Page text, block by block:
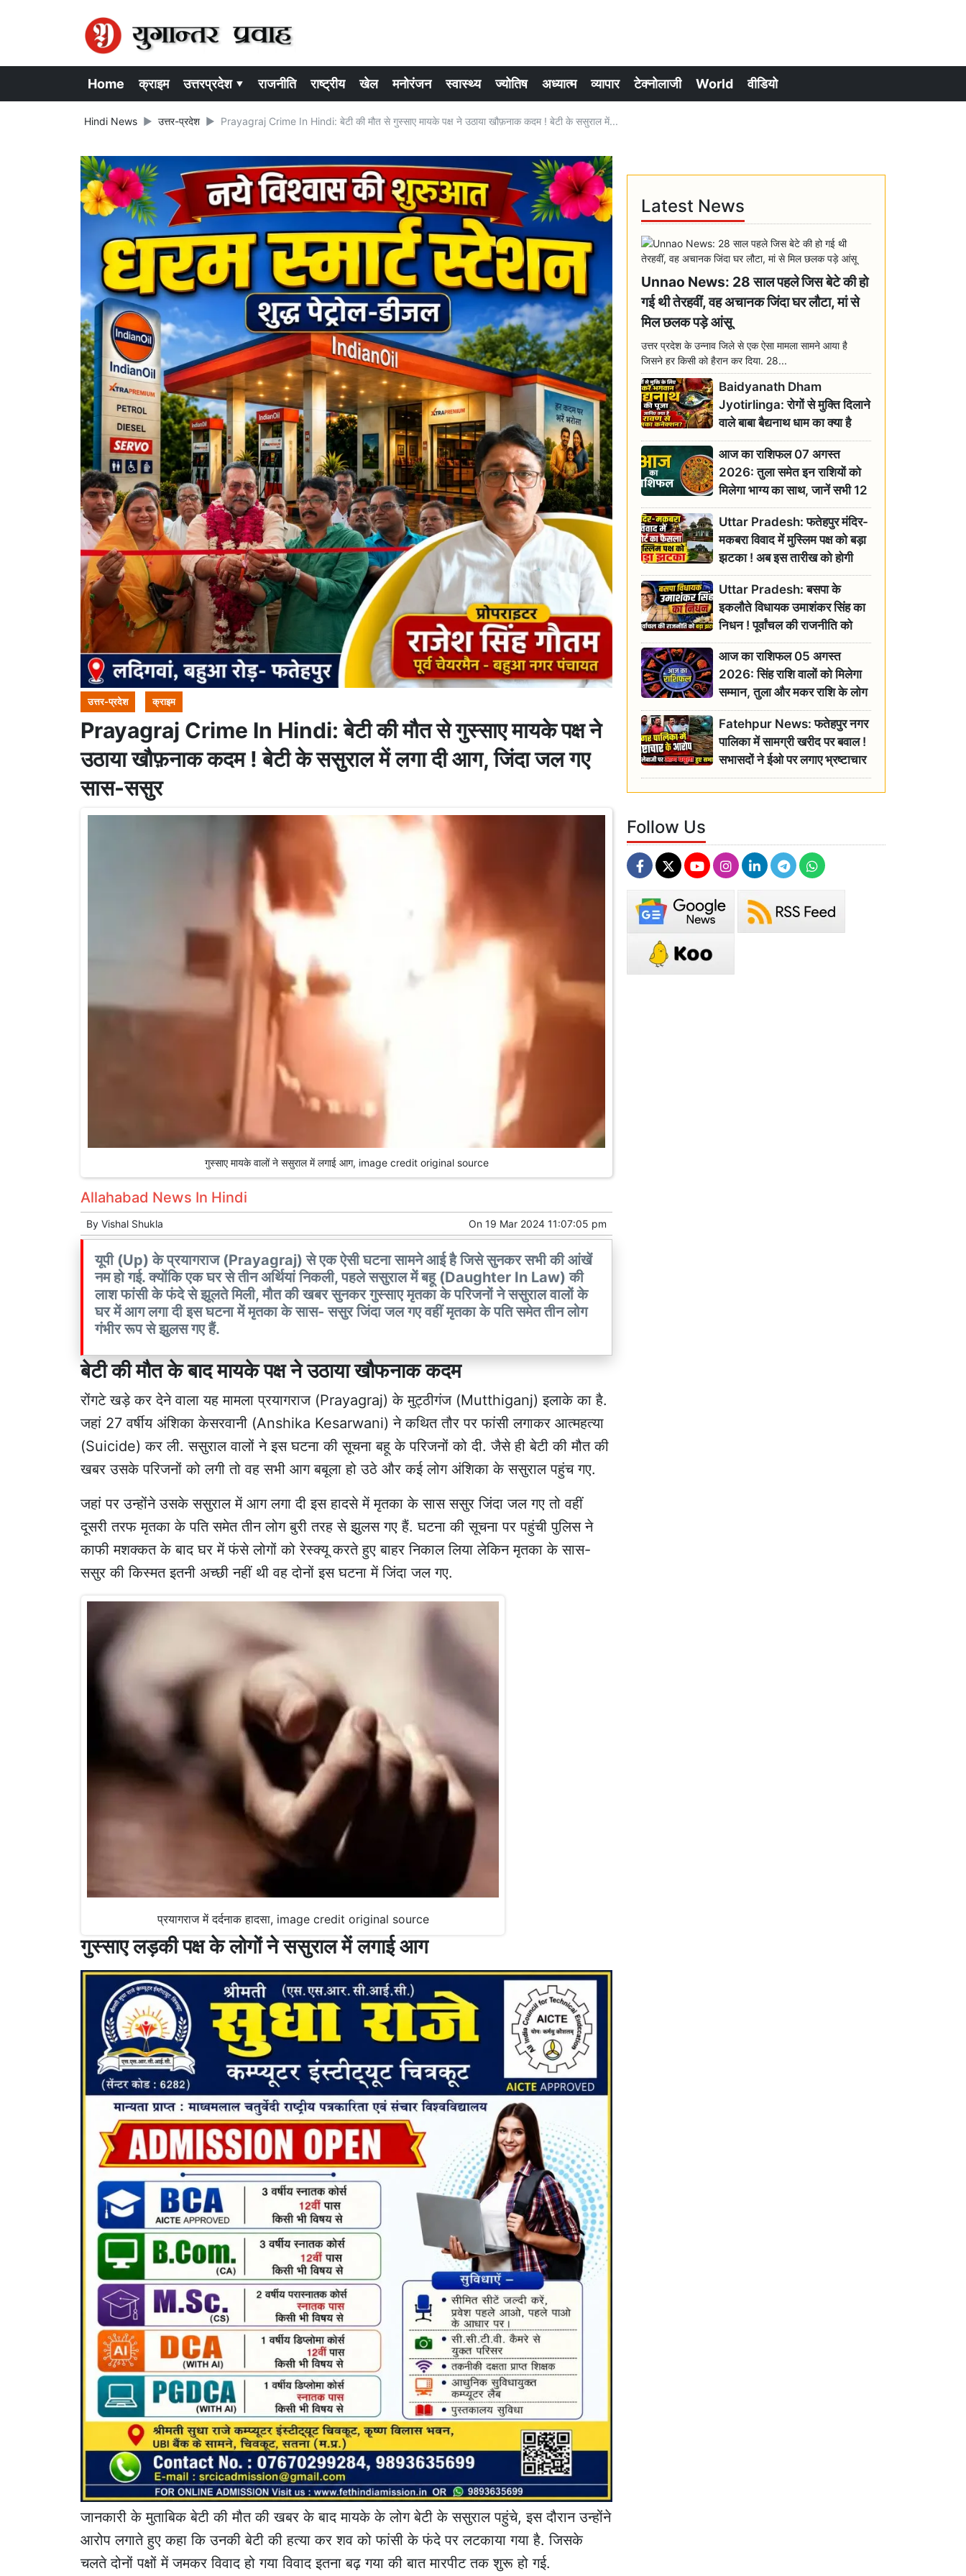
Home क्राइम उत्तरप्रदेश ▾ राजनीति राष्ट्रीय खेल मनोरंजन स्वास्थ्य ज्योतिष अध्यात्म व्यापार टेक्नोलाजी World वीडियो
Hindi News उत्तर-प्रदेश Prayagraj Crime In Hindi: बेटी की मौत से गुस्साए मायके पक्ष ने उठाया खौफ़नाक कदम ! बेटी के ससुराल में...
उत्तर-प्रदेश क्राइम
Prayagraj Crime In Hindi: बेटी की मौत से गुस्साए मायके पक्ष ने
उठाया खौफ़नाक कदम ! बेटी के ससुराल में लगा दी आग, जिंदा जल गए
सास-ससुर
गुस्साए मायके वालों ने ससुराल में लगाई आग, image credit original source
Allahabad News In Hindi
By Vishal Shukla On 19 Mar 2024 11:07:05 pm
यूपी (Up) के प्रयागराज (Prayagraj) से एक ऐसी घटना सामने आई है जिसे सुनकर सभी की आंखें
नम हो गई. क्योंकि एक घर से तीन अर्थियां निकली, पहले ससुराल में बहू (Daughter In Law) की
लाश फांसी के फंदे से झूलते मिली, मौत की खबर सुनकर गुस्साए मृतका के परिजनों ने ससुराल वालों के
घर में आग लगा दी इस घटना में मृतका के सास- ससुर जिंदा जल गए वहीं मृतका के पति समेत तीन लोग
गंभीर रूप से झुलस गए हैं.
बेटी की मौत के बाद मायके पक्ष ने उठाया खौफनाक कदम
रोंगटे खड़े कर देने वाला यह मामला प्रयागराज (Prayagraj) के मुट्ठीगंज (Mutthiganj) इलाके का है.
जहां 27 वर्षीय अंशिका केसरवानी (Anshika Kesarwani) ने कथित तौर पर फांसी लगाकर आत्महत्या
(Suicide) कर ली. ससुराल वालों ने इस घटना की सूचना बहू के परिजनों को दी. जैसे ही बेटी की मौत की
खबर उसके परिजनों को लगी तो वह सभी आग बबूला हो उठे और कई लोग अंशिका के ससुराल पहुंच गए.
जहां पर उन्होंने उसके ससुराल में आग लगा दी इस हादसे में मृतका के सास ससुर जिंदा जल गए तो वहीं
दूसरी तरफ मृतका के पति समेत तीन लोग बुरी तरह से झुलस गए हैं. घटना की सूचना पर पहुंची पुलिस ने
काफी मशक्कत के बाद घर में फंसे लोगों को रेस्क्यू करते हुए बाहर निकाल लिया लेकिन मृतका के सास-
ससुर की किस्मत इतनी अच्छी नहीं थी वह दोनों इस घटना में जिंदा जल गए.
प्रयागराज में दर्दनाक हादसा, image credit original source
गुस्साए लड़की पक्ष के लोगों ने ससुराल में लगाई आग
जानकारी के मुताबिक बेटी की मौत की खबर के बाद मायके के लोग बेटी के ससुराल पहुंचे, इस दौरान उन्होंने
आरोप लगाते हुए कहा कि उनकी बेटी की हत्या कर शव को फांसी के फंदे पर लटकाया गया है. जिसके
चलते दोनों पक्षों में जमकर विवाद हो गया विवाद इतना बढ़ गया की बात मारपीट तक शुरू हो गई.
Latest News
Unnao News: 28 साल पहले जिस बेटे की हो
गई थी तेरहवीं, वह अचानक जिंदा घर लौटा, मां से
मिल छलक पड़े आंसू
उत्तर प्रदेश के उन्नाव जिले से एक ऐसा मामला सामने आया है
जिसने हर किसी को हैरान कर दिया. 28...
Baidyanath Dham
Jyotirlinga: रोगों से मुक्ति दिलाने
वाले बाबा बैद्यनाथ धाम का क्या है
रावण से संबंध? जानिए ज्योतिर्लिंग की
महिमा
आज का राशिफल 07 अगस्त
2026: तुला समेत इन राशियों को
मिलेगा भाग्य का साथ, जानें सभी 12
राशियों का दैनिक भाग्यफल
Uttar Pradesh: फतेहपुर मंदिर-
मकबरा विवाद में मुस्लिम पक्ष को बड़ा
झटका ! अब इस तारीख को होगी
सुनवाई
Uttar Pradesh: बसपा के
इकलौते विधायक उमाशंकर सिंह का
निधन ! पूर्वांचल की राजनीति को
बड़ा झटका, योगी ने जताया दुःख
आज का राशिफल 05 अगस्त
2026: सिंह राशि वालों को मिलेगा
सम्मान, तुला और मकर राशि के लोग
रहें सतर्क
Fatehpur News: फतेहपुर नगर
पालिका में सामग्री खरीद पर बवाल !
सभासदों ने ईओ पर लगाए भ्रष्टाचार
के गंभीर आरोप
Follow Us